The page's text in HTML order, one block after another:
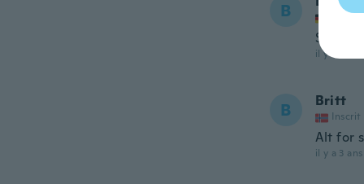
B
Sehr
il y a 3 ans
B Britt
Inscrit
Alt for
il y a 3 ans